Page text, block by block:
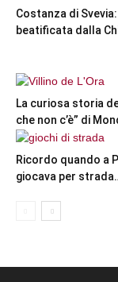
Costanza di
beatificata dalla
La curiosa storia
che non c’è” di
Ricordo quando a
giocava per